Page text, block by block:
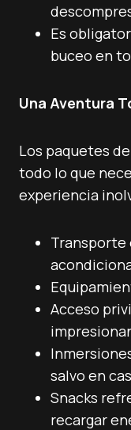
Es
buceo en
Una Aventura
Los paquetes
todo lo que
experiencia
Transporte
Acceso
salvo en
Snacks
recargar